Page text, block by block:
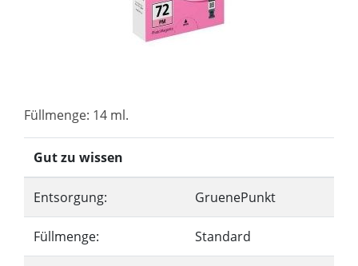
Füllmenge: 14 ml.
Gut zu wissen
Entsorgung: GruenePunkt
Füllmenge: Standard